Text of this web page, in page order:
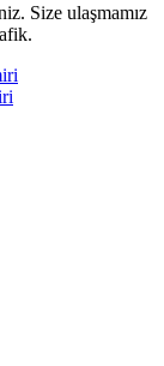
Size ulaşmamız